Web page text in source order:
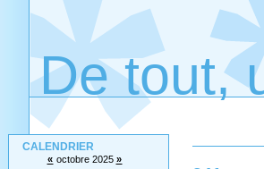
De tout,
CALENDRIER
« octobre 2025 »